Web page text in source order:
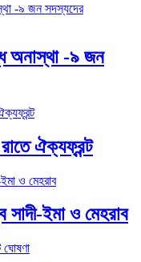
অনাস্থা -৯ জন
ঐক্যফ্রন্ট
ইমা ও মেহরাব